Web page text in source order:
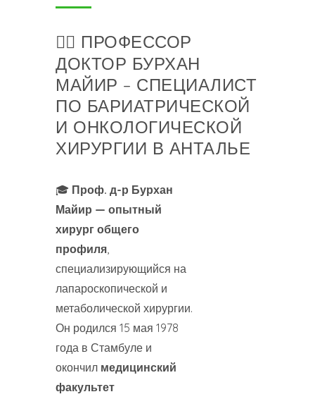
👨‍⚕️ ПРОФЕССОР
ДОКТОР БУРХАН
МАЙИР – СПЕЦИАЛИСТ
ПО БАРИАТРИЧЕСКОЙ
И ОНКОЛОГИЧЕСКОЙ
ХИРУРГИИ В АНТАЛЬЕ
🎓 Проф. д-р Бурхан
Майир — опытный
хирург общего
профиля,
специализирующийся на
лапароскопической и
метаболической хирургии.
Он родился 15 мая 1978
года в Стамбуле и
окончил медицинский
факультет